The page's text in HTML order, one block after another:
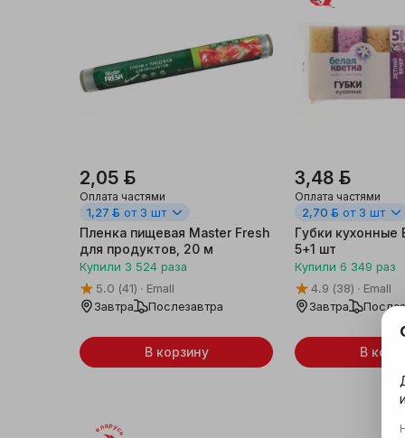
2,05 ƃ
Оплата частями
1,27 ƃ от 3 шт
Пленка пищевая Master Fresh
для продуктов, 20 м
Купили 3 524 раза
5.0 (41)
Emall
Завтра
Послезавтра
В корзину
3,48 ƃ
Оплата частями
2,70 ƃ от 3 шт
Губки кухонные
5+1 шт
Купили 6 349 раз
4.9 (38)
Emall
Завтра
В
Беларусь